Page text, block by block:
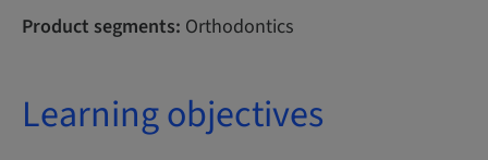
Product segments: Orthodontics
Learning objectives